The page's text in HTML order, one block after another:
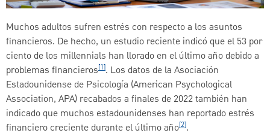
Muchos adultos sufren estrés con respecto a los asuntos
financieros. De hecho, un estudio reciente indicó que el 53 por
ciento de los millennials han llorado en el último año debido a
problemas financieros[1]. Los datos de la Asociación
Estadounidense de Psicología (American Psychological
Association, APA) recabados a finales de 2022 también han
indicado que muchos estadounidenses han reportado estrés
financiero creciente durante el último año[2].